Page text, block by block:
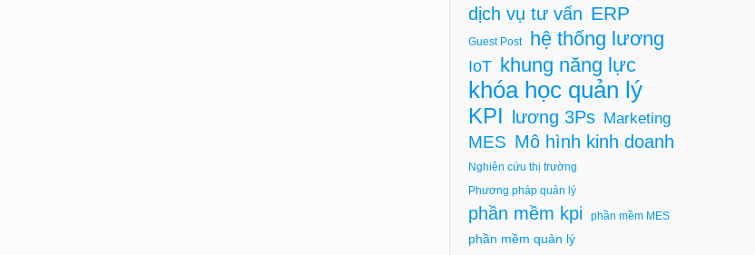
dịch vụ tư vấn ERP
Guest Post hệ thống lương
IoT khung năng lực
khóa học quản lý
KPI lương 3Ps Marketing
MES Mô hình kinh doanh
Nghiên cứu thị trường
Phương pháp quản lý
phần mềm kpi phần mềm MES
phần mềm quản lý